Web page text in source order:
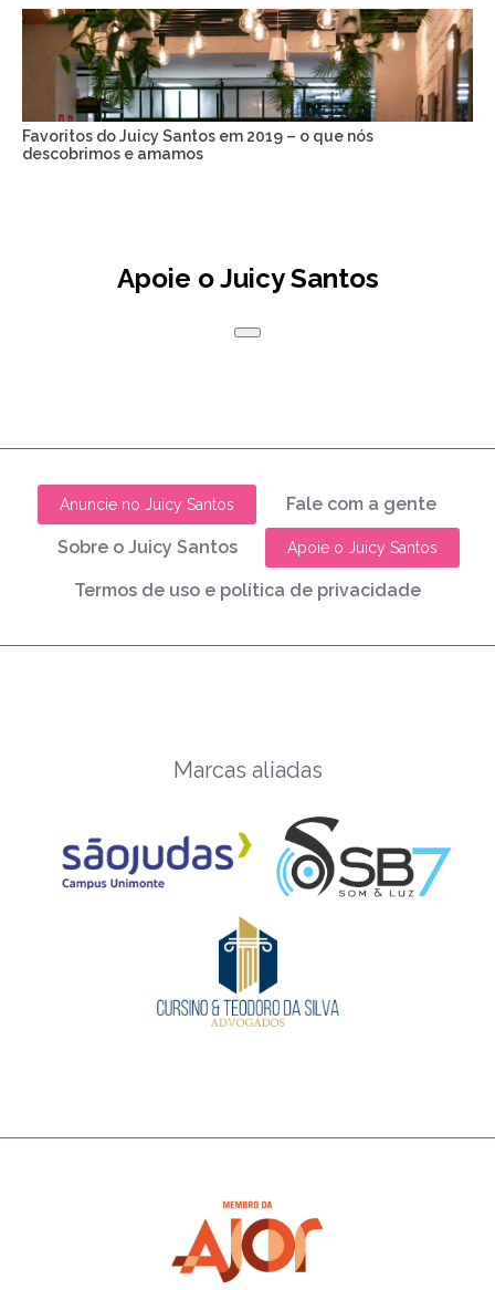
Favoritos do Juicy Santos em 2019 – o que nós
descobrimos e amamos
Apoie o Juicy Santos
Anuncie no Juicy Santos Fale com a gente
Sobre o Juicy Santos Apoie o Juicy Santos
Termos de uso e política de privacidade
Marcas aliadas